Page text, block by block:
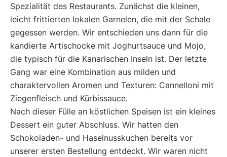
Spezialität des Restaurants. Zunächst die kleinen,
leicht frittierten lokalen Garnelen, die mit der Schale
gegessen werden. Wir entschieden uns dann für die
kandierte Artischocke mit Joghurtsauce und Mojo,
die typisch für die Kanarischen Inseln ist. Der letzte
Gang war eine Kombination aus milden und
charaktervollen Aromen und Texturen: Cannelloni mit
Ziegenfleisch und Kürbissauce.
Nach dieser Fülle an köstlichen Speisen ist ein kleines
Dessert ein guter Abschluss. Wir hatten den
Schokoladen- und Haselnusskuchen bereits vor
unserer ersten Bestellung entdeckt. Wir waren nicht